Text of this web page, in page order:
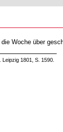
Woche über
1801, S. 1590.